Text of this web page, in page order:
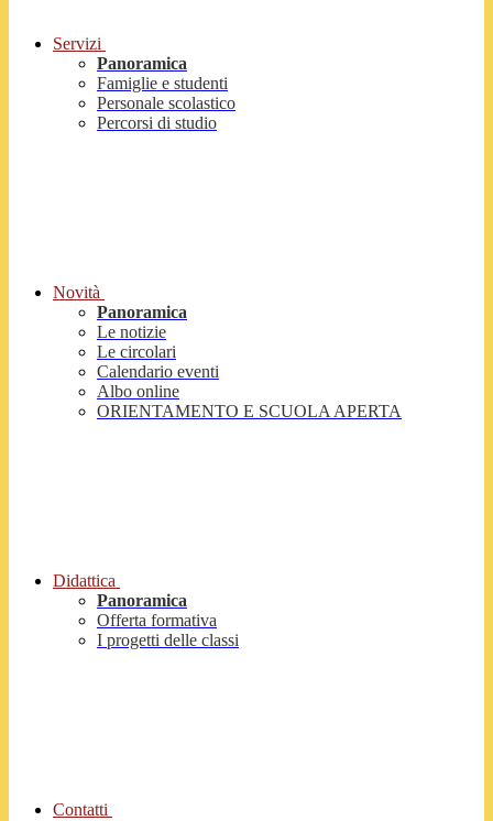
Servizi
Panoramica
Famiglie e studenti
Personale scolastico
Percorsi di studio
Novità
Panoramica
Le notizie
Le circolari
Calendario eventi
Albo online
ORIENTAMENTO E SCUOLA APERTA
Didattica
Panoramica
Offerta formativa
I progetti delle classi
Contatti